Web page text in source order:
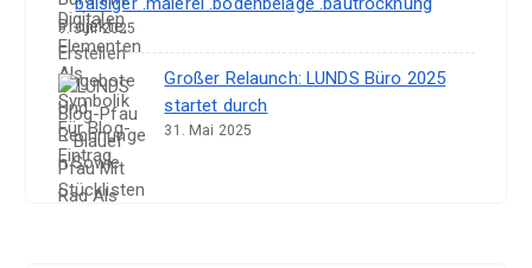
9. Juli 2025
Großer Relaunch: LUNDS Büro 2025
startet durch
31. Mai 2025